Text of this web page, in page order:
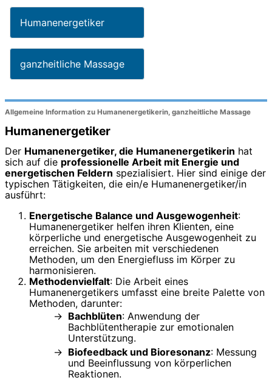
Humanenergetiker
ganzheitliche Massage
Allgemeine Information zu Humanenergetikerin, ganzheitliche Massage
Humanenergetiker
Der Humanenergetiker, die Humanenergetikerin hat
sich auf die professionelle Arbeit mit Energie und
energetischen Feldern spezialisiert. Hier sind einige der
typischen Tätigkeiten, die ein/e Humanenergetiker/in
ausführt:
Energetische Balance und Ausgewogenheit:
Humanenergetiker helfen ihren Klienten, eine
körperliche und energetische Ausgewogenheit zu
erreichen. Sie arbeiten mit verschiedenen
Methoden, um den Energiefluss im Körper zu
harmonisieren.
Methodenvielfalt: Die Arbeit eines
Humanenergetikers umfasst eine breite Palette von
Methoden, darunter:
Bachblüten: Anwendung der
Bachblütentherapie zur emotionalen
Unterstützung.
Biofeedback und Bioresonanz: Messung
und Beeinflussung von körperlichen
Reaktionen.